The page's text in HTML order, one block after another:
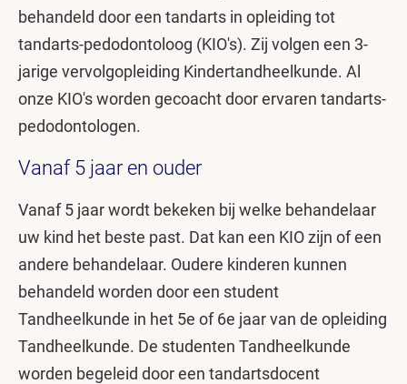
behandeld door een tandarts in opleiding tot
tandarts-pedodontoloog (KIO's). Zij volgen een 3-
jarige vervolgopleiding Kindertandheelkunde. Al
onze KIO's worden gecoacht door ervaren tandarts-
pedodontologen.
Vanaf 5 jaar en ouder
Vanaf 5 jaar wordt bekeken bij welke behandelaar
uw kind het beste past. Dat kan een KIO zijn of een
andere behandelaar. Oudere kinderen kunnen
behandeld worden door een student
Tandheelkunde in het 5e of 6e jaar van de opleiding
Tandheelkunde. De studenten Tandheelkunde
worden begeleid door een tandartsdocent